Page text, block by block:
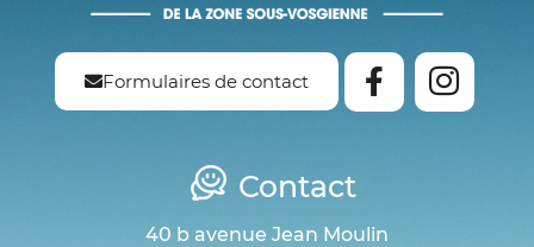
Formulaires de contact
Contact
40 b avenue Jean Moulin